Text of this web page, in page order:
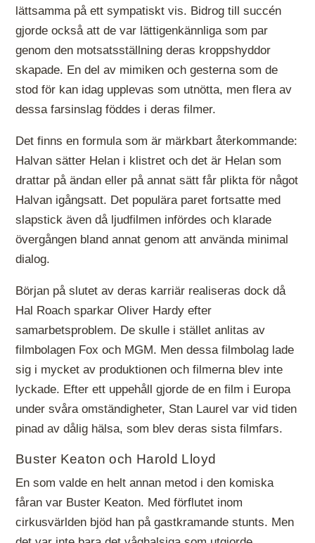
lättsamma på ett sympatiskt vis. Bidrog till succén
gjorde också att de var lättigenkännliga som par
genom den motsatsställning deras kroppshyddor
skapade. En del av mimiken och gesterna som de
stod för kan idag upplevas som utnötta, men flera av
dessa farsinslag föddes i deras filmer.
Det finns en formula som är märkbart återkommande:
Halvan sätter Helan i klistret och det är Helan som
drattar på ändan eller på annat sätt får plikta för något
Halvan igångsatt. Det populära paret fortsatte med
slapstick även då ljudfilmen infördes och klarade
övergången bland annat genom att använda minimal
dialog.
Början på slutet av deras karriär realiseras dock då
Hal Roach sparkar Oliver Hardy efter
samarbetsproblem. De skulle i stället anlitas av
filmbolagen Fox och MGM. Men dessa filmbolag lade
sig i mycket av produktionen och filmerna blev inte
lyckade. Efter ett uppehåll gjorde de en film i Europa
under svåra omständigheter, Stan Laurel var vid tiden
pinad av dålig hälsa, som blev deras sista filmfars.
Buster Keaton och Harold Lloyd
En som valde en helt annan metod i den komiska
fåran var Buster Keaton. Med förflutet inom
cirkusvärlden bjöd han på gastkramande stunts. Men